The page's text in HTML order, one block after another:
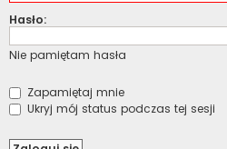
Hasło:
Nie pamiętam hasła
Zapamiętaj mnie
Ukryj mój status podczas tej sesji